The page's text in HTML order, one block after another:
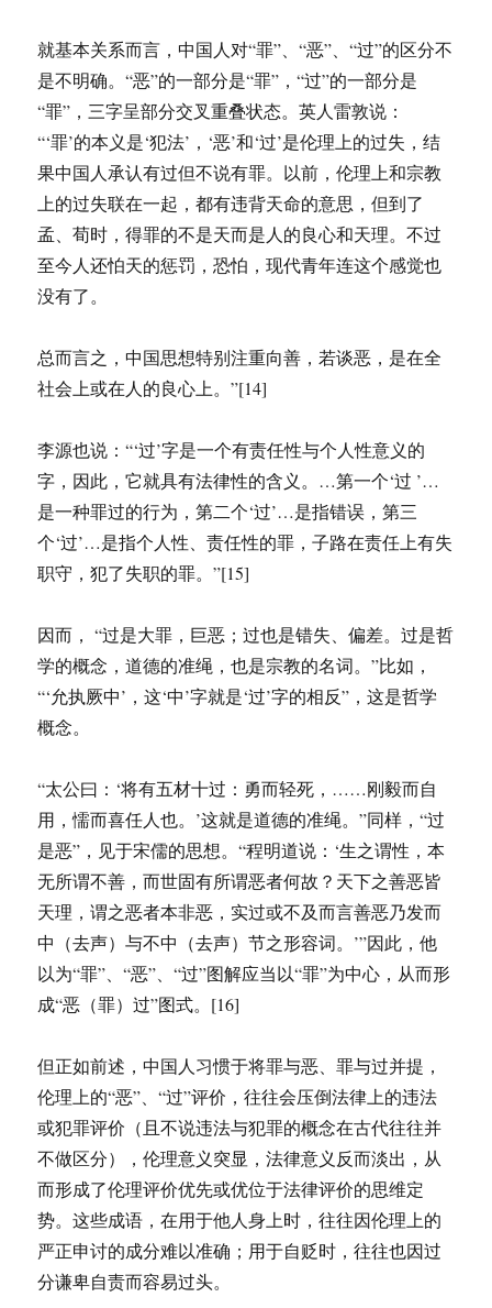
就基本关系而言，中国人对“罪”、“恶”、“过”的区分不
是不明确。“恶”的一部分是“罪”，“过”的一部分是
“罪”，三字呈部分交叉重叠状态。英人雷敦说：
“‘罪’的本义是‘犯法’，‘恶’和‘过’是伦理上的过失，结
果中国人承认有过但不说有罪。以前，伦理上和宗教
上的过失联在一起，都有违背天命的意思，但到了
孟、荀时，得罪的不是天而是人的良心和天理。不过
至今人还怕天的惩罚，恐怕，现代青年连这个感觉也
没有了。
总而言之，中国思想特别注重向善，若谈恶，是在全
社会上或在人的良心上。”[14]
李源也说：“‘过’字是一个有责任性与个人性意义的
字，因此，它就具有法律性的含义。…第一个‘过 ’…
是一种罪过的行为，第二个‘过’…是指错误，第三
个‘过’…是指个人性、责任性的罪，子路在责任上有失
职守，犯了失职的罪。”[15]
因而， “过是大罪，巨恶；过也是错失、偏差。过是哲
学的概念，道德的准绳，也是宗教的名词。”比如，
“‘允执厥中’，这‘中’字就是‘过’字的相反”，这是哲学
概念。
“太公曰：‘将有五材十过：勇而轻死，……刚毅而自
用，懦而喜任人也。’这就是道德的准绳。”同样，“过
是恶”，见于宋儒的思想。“程明道说：‘生之谓性，本
无所谓不善，而世固有所谓恶者何故？天下之善恶皆
天理，谓之恶者本非恶，实过或不及而言善恶乃发而
中（去声）与不中（去声）节之形容词。’”因此，他
以为“罪”、“恶”、“过”图解应当以“罪”为中心，从而形
成“恶（罪）过”图式。[16]
但正如前述，中国人习惯于将罪与恶、罪与过并提，
伦理上的“恶”、“过”评价，往往会压倒法律上的违法
或犯罪评价（且不说违法与犯罪的概念在古代往往并
不做区分），伦理意义突显，法律意义反而淡出，从
而形成了伦理评价优先或优位于法律评价的思维定
势。这些成语，在用于他人身上时，往往因伦理上的
严正申讨的成分难以准确；用于自贬时，往往也因过
分谦卑自责而容易过头。